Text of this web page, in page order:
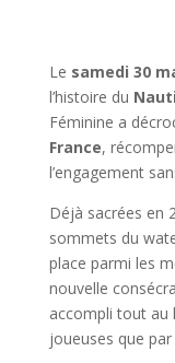
Le samedi 30
l’histoire du
Féminine a
France,
l’engagement
Déjà sacrées en
sommets du
place parmi les
nouvelle
accompli tout au
joueuses que par